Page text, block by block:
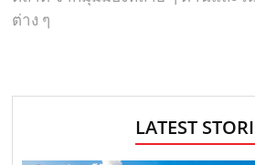
ต่าง ๆ
LATEST